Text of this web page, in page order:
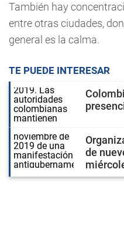
También hay
entre otras ciudades,
general es la calma.
TE PUEDE INTERESAR
de